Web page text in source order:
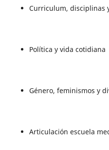
Curriculum, disciplinas
Política y vida cotidiana
Género, feminismos y
Articulación escuela